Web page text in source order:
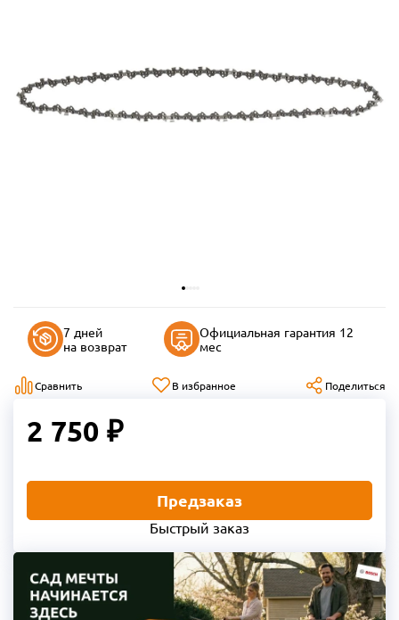
7 дней
на возврат
Официальная гарантия 12
мес
Сравнить В избранное Поделиться
2 750 ₽
Предзаказ
Быстрый заказ